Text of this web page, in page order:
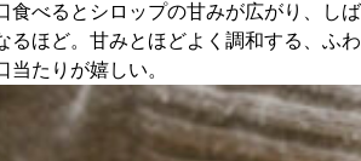
食べるとシロップの甘みが広がり、しば
るほど。甘みとほどよく調和する、ふわ
たりが嬉しい。